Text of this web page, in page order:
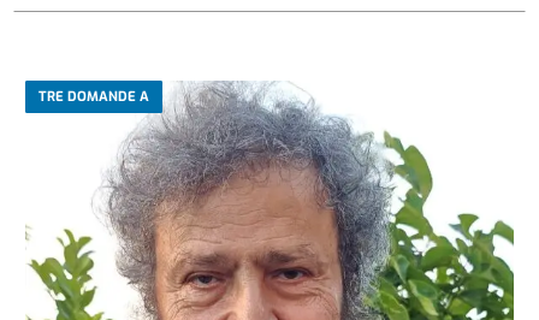
TRE DOMANDE A